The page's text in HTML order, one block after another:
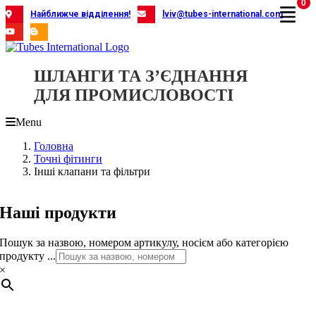
Skip
to
content
Найближче відділення! lviv@tubes-international.com
ШЛАНГИ ТА З’ЄДНАННЯ
ДЛЯ ПРОМИСЛОВОСТІ
Menu
Головна
Точні фітинги
Інші клапани та фільтри
Наші продукти
Пошук за назвою, номером артикулу, носієм або категорією
продукту ...
×
0